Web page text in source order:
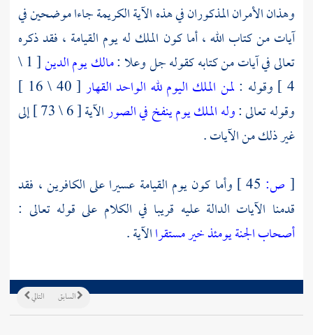
وهذان الأمران المذكوران في هذه الآية الكريمة جاءا موضحين في
آيات من كتاب الله ، أما كون الملك له يوم القيامة ، فقد ذكره
تعالى في آيات من كتابه كقوله جل وعلا :مالك يوم الدين
[ 1 \
4 ] وقوله :
لمن الملك اليوم لله الواحد القهار
[ 40 \ 16 ]
وقوله تعالى :وله الملك يوم ينفخ في الصور
الآية [ 6 \ 73 ] إلى
غير ذلك من الآيات .
[ ص:
وأما كون يوم القيامة عسيرا على الكافرين ، فقد
قدمنا الآيات الدالة عليه قريبا في الكلام على قوله تعالى :
أصحاب الجنة يومئذ خير مستقراالآية .
التالي السابق